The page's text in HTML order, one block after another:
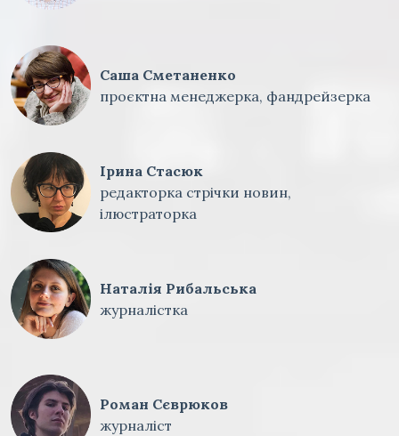
Саша Сметаненко
проєктна менеджерка, фандрейзерка
Ірина Стасюк
редакторка стрічки новин,
ілюстраторка
Наталія Рибальська
журналістка
Роман Сєврюков
журналіст